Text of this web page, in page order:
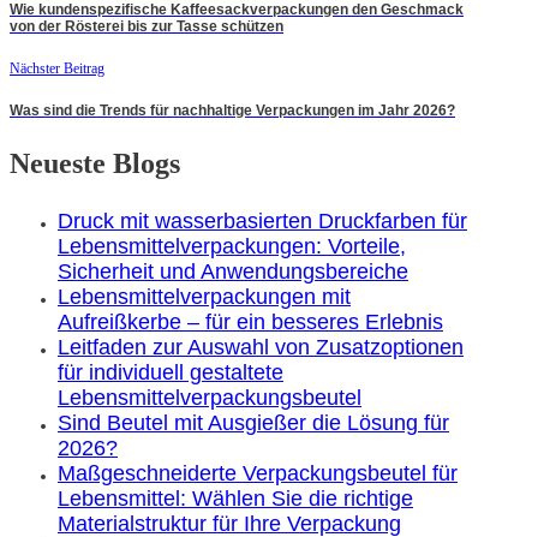
Wie kundenspezifische Kaffeesackverpackungen den Geschmack
von der Rösterei bis zur Tasse schützen
Nächster Beitrag
Was sind die Trends für nachhaltige Verpackungen im Jahr 2026?
Neueste Blogs
Druck mit wasserbasierten Druckfarben für
Lebensmittelverpackungen: Vorteile,
Sicherheit und Anwendungsbereiche
Lebensmittelverpackungen mit
Aufreißkerbe – für ein besseres Erlebnis
Leitfaden zur Auswahl von Zusatzoptionen
für individuell gestaltete
Lebensmittelverpackungsbeutel
Sind Beutel mit Ausgießer die Lösung für
2026?
Maßgeschneiderte Verpackungsbeutel für
Lebensmittel: Wählen Sie die richtige
Materialstruktur für Ihre Verpackung